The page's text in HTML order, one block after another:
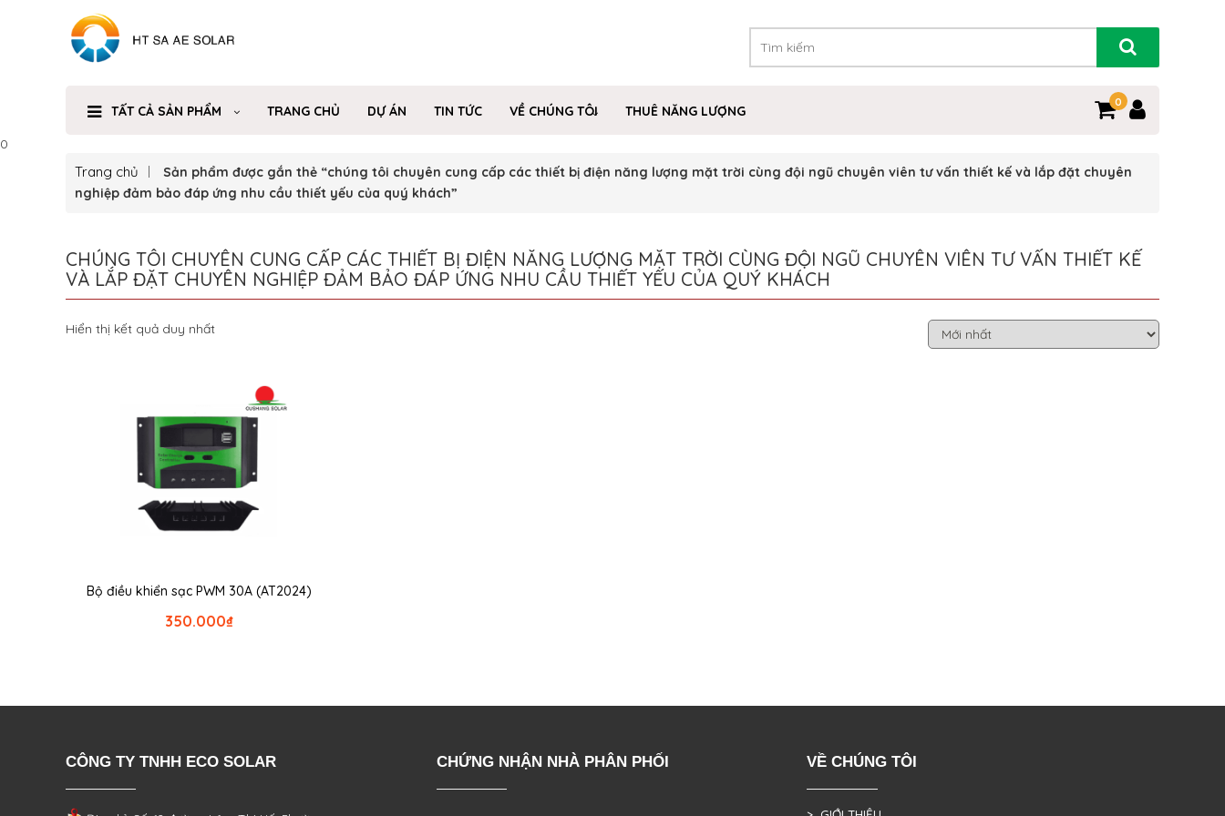
TẤT CẢ SẢN PHẨM TRANG CHỦ DỰ ÁN TIN TỨC VỀ CHÚNG TÔI THUÊ NĂNG LƯỢNG
0
0
Trang chủ
Sản phẩm được gắn thẻ “chúng tôi chuyên cung cấp các thiết bị điện năng lượng mặt trời cùng đội ngũ chuyên viên tư vấn thiết kế và lắp đặt chuyên
nghiệp đảm bảo đáp ứng nhu cầu thiết yếu của quý khách”
CHÚNG TÔI CHUYÊN CUNG CẤP CÁC THIẾT BỊ ĐIỆN NĂNG LƯỢNG MẶT TRỜI CÙNG ĐỘI NGŨ CHUYÊN VIÊN TƯ VẤN THIẾT KẾ
VÀ LẮP ĐẶT CHUYÊN NGHIỆP ĐẢM BẢO ĐÁP ỨNG NHU CẦU THIẾT YẾU CỦA QUÝ KHÁCH
Hiển thị kết quả duy nhất
Bộ điều khiển sạc PWM 30A (AT2024)
₫
350.000
CÔNG TY TNHH ECO SOLAR CHỨNG NHẬN NHÀ PHÂN PHỐI VỀ CHÚNG TÔI